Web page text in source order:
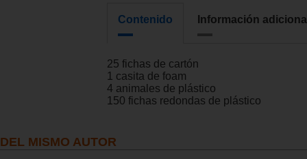
Contenido Información
25 fichas de cartón
1 casita de foam
4 animales de plástico
150 fichas redondas de plástico
DEL MISMO AUTOR